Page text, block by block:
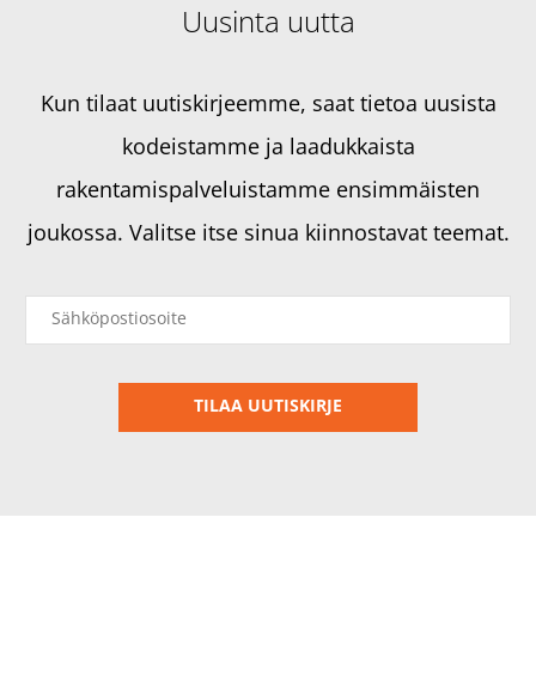
Uusinta uutta
Kun tilaat uutiskirjeemme, saat tietoa uusista
kodeistamme ja laadukkaista
rakentamispalveluistamme ensimmäisten
joukossa. Valitse itse sinua kiinnostavat teemat.